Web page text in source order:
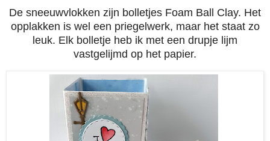
De sneeuwvlokken zijn bolletjes Foam Ball Clay. Het
opplakken is wel een priegelwerk, maar het staat zo
leuk. Elk bolletje heb ik met een drupje lijm
vastgelijmd op het papier.